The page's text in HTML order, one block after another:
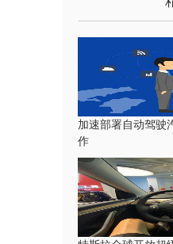
加速部署自动驾驶
作